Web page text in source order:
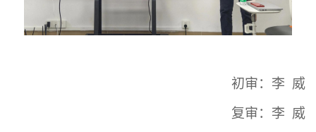
初审： 李 威
复审： 李 威